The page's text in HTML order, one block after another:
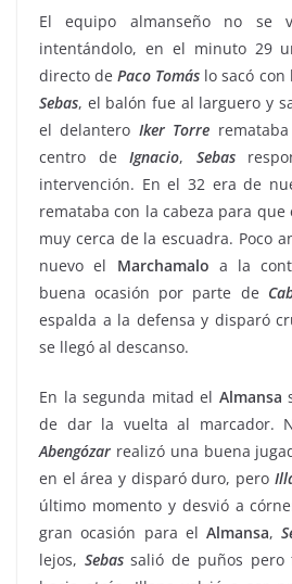
El equipo almanseño no se
intentándolo, en el minuto 29
directo dePaco Tomás lo sacó
Sebas, el balón fue al larguero y
el delantero Iker Torre
centro deIgnacio, Sebas
intervención. En el 32 era de
remataba con la cabeza para
muy cerca de la escuadra. Poco
nuevo el Marchamalo a la
buena ocasión por parte de
espalda a la defensa y disparó
se llegó al descanso.
En la segunda mitad el Almansa
de dar la vuelta al marcador.
Abengózar realizó una buena
en el área y disparó duro, pero
último momento y desvió a
gran ocasión para elAlmansa,
lejos, Sebassalió de puños pero